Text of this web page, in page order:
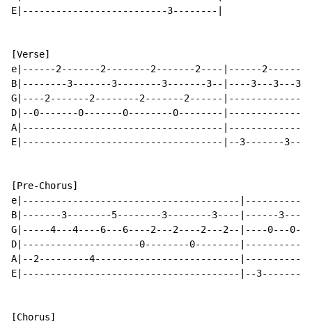
E|--------------------------3--------|
[Verse]
e|------2-------2--------2-------2----|------2-------
B|--------3-------3--------3-------3--|----3---3---
G|----2-------2--------2-------2------
D|--0-------0-------0--------0--------
A|------------------------------------
E|------------------------------------|--3-------
[Pre-Chorus]
e|---------------------------------------
B|-------3--------5--------3--------3----|------
G|-----4---4----6---6----2---2----2---2--|----0---
D|---------------------0--------0--------
A|--2---------4--------------------------
E|---------------------------------------|--
[Chorus]